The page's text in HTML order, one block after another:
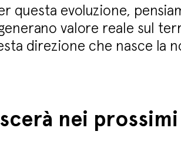
questa evoluzione,
valore reale sul
direzione che nasce la
nei prossimi